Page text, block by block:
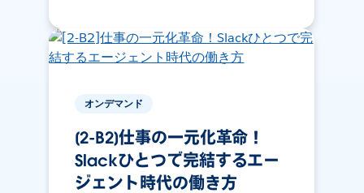
オンデマンド
[2-B2]仕事の一元化革命！
Slackひとつで完結するエー
ジェント時代の働き方